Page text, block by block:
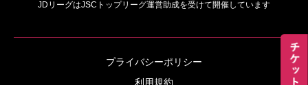
JDリーグはJSCトップリーグ運営助成を受けて開催しています
プライバシーポリシー
利用規約